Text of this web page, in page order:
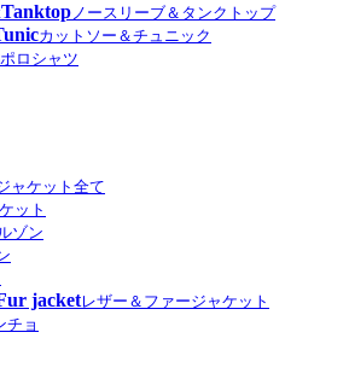
ノースリーブ＆タンクトップ
カットソー＆チュニック
ポロシャツ
ャケット全て
ット
ゾン
jacketレザー＆ファージャケット
チョ